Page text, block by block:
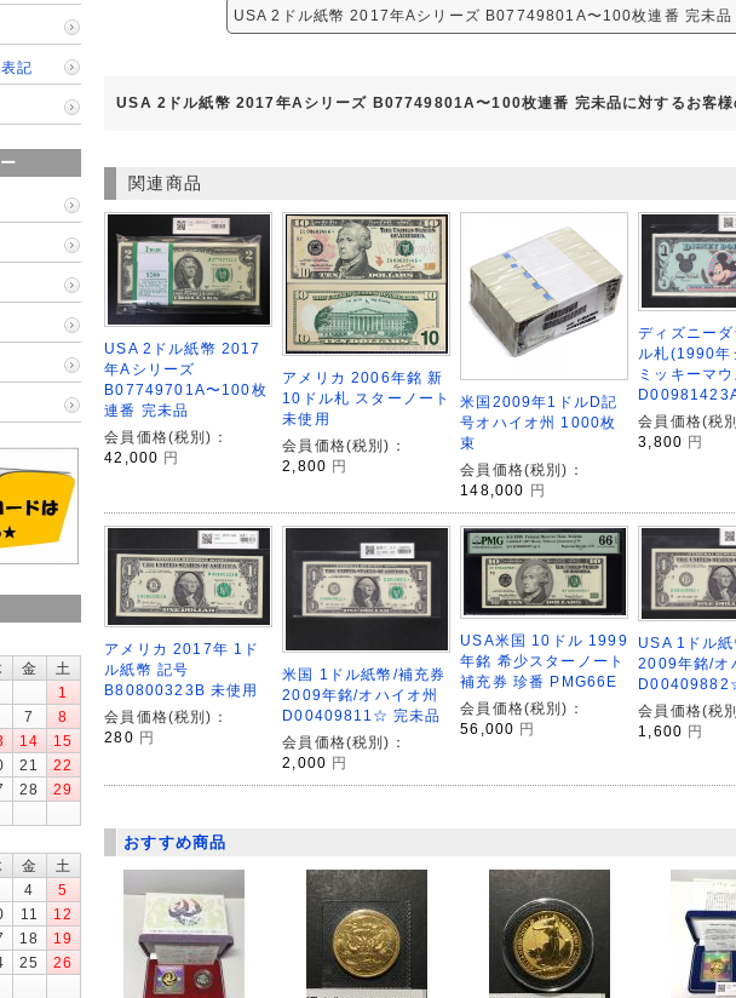
USA 2ドル紙幣 2017年Aシリーズ B07749801A〜100枚連番 完未品
USA 2ドル紙幣 2017年Aシリーズ B07749801A〜100枚連番 完未品に対するお客様
関連商品
USA 2ドル紙幣 2017
年Aシリーズ
B07749701A〜100枚
連番 完未品
会員価格(税別)：
42,000 円
アメリカ 2006年銘 新
10ドル札 スターノート
未使用
会員価格(税別)：
2,800 円
米国2009年1ドルD記
号オハイオ州 1000枚
束
会員価格(税別)：
148,000 円
ディズニー
ル札(1990年
ミッキーマウ
会員価格(税
3,800 円
アメリカ 2017年 1ド
ル紙幣 記号
B80800323B 未使用
会員価格(税別)：
280 円
米国 1ドル紙幣/補充券
2009年銘/オハイオ州
D00409811☆ 完未品
会員価格(税別)：
2,000 円
USA米国 10ドル 1999
年銘 希少スターノート
補充券 珍番 PMG66E
会員価格(税別)：
56,000 円
USA 1ドル
2009年銘/オ
会員価格(税
1,600 円
おすすめ商品
記
金
土
1
7
8
14
15
21
22
28
29
金
土
4
5
11
12
18
19
25
26